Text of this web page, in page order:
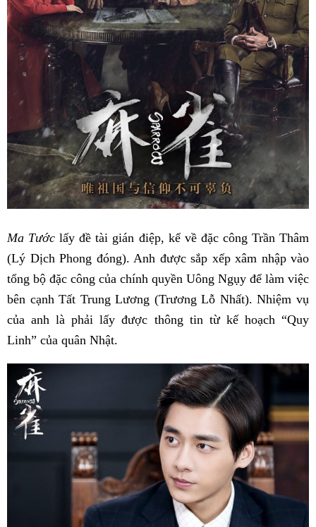
Ma Tước lấy đề tài gián điệp, kể về đặc công Trần Thâm
(Lý Dịch Phong đóng). Anh được sắp xếp xâm nhập vào
tổng bộ đặc công của chính quyền Uông Ngụy để làm việc
bên cạnh Tất Trung Lương (Trương Lỗ Nhất). Nhiệm vụ
của anh là phải lấy được thông tin từ kế hoạch “Quy
Linh” của quân Nhật.